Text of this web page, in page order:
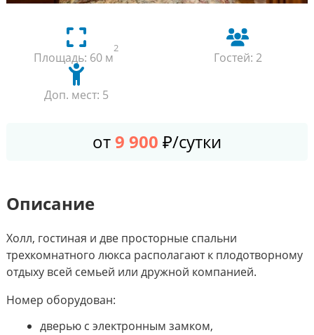
Площадь: 60 м
2
Гостей: 2
Доп. мест: 5
от9 900 ₽/сутки
Описание
Холл, гостиная и две просторные спальни
трехкомнатного люкса располагают к плодотворному
отдыху всей семьей или дружной компанией.
Номер оборудован:
дверью с электронным замком,